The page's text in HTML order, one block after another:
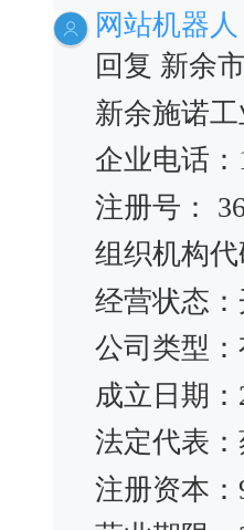
网站机器人
回复 新余
新余施诺
企业电话：
注册号：
组织机构代
经营状态：
公司类型
成立日期：
法定代表
注册资本：